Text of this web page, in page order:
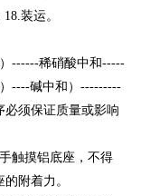
装运。
------稀硝酸中和-----
----碱中和）---------
须保证质量或影响
触摸铝底座，不得
附着力。